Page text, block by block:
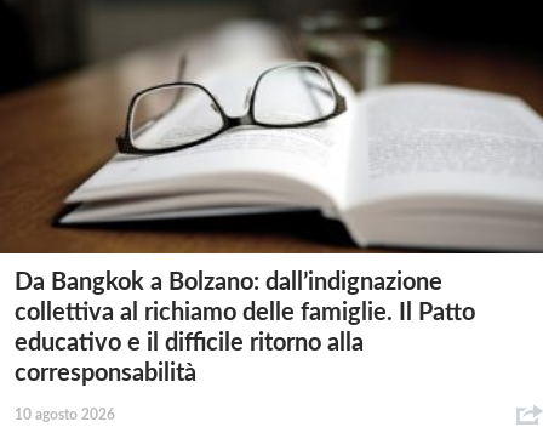
Da Bangkok a Bolzano: dall’indignazione
collettiva al richiamo delle famiglie. Il Patto
educativo e il difficile ritorno alla
corresponsabilità
10 agosto 2026